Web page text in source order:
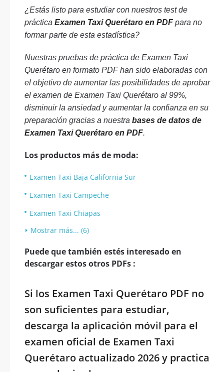
¿Estás listo para estudiar con nuestros test de
práctica Examen Taxi Querétaro en PDF para no
formar parte de esta estadística?
Nuestras pruebas de práctica de Examen Taxi
Querétaro en formato PDF han sido elaboradas con
el objetivo de aumentar las posibilidades de aprobar
el examen de Examen Taxi Querétaro al 99%,
disminuir la ansiedad y aumentar la confianza en su
preparación gracias a nuestra bases de datos de
Examen Taxi Querétaro en PDF.
Los productos más de moda:
Examen Taxi Baja California Sur
Examen Taxi Campeche
Examen Taxi Chiapas
Mostrar más... (6)
Puede que también estés interesado en
descargar estos otros PDFs :
Si los Examen Taxi Querétaro PDF no
son suficientes para estudiar,
descarga la aplicación móvil para el
examen oficial de Examen Taxi
Querétaro actualizado 2026 y practica